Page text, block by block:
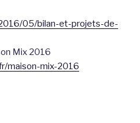
05/bilan-et-projets-de-
Mix 2016
maison-mix-2016